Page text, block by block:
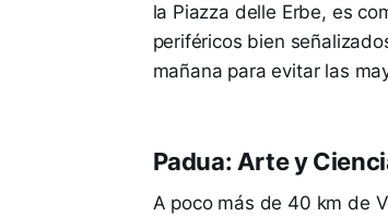
la Piazza delle Erbe, es
periféricos bien
mañana para evitar las
Padua: Arte y
A poco más de 40 km de